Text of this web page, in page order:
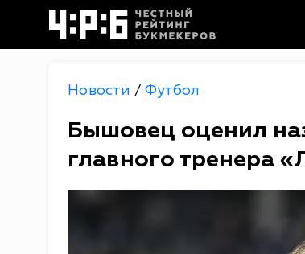
Новости / Футбол
Бышовец оценил
главного тренера